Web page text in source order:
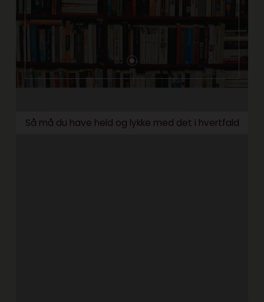
Så må du have held og lykke med det i hvertfald